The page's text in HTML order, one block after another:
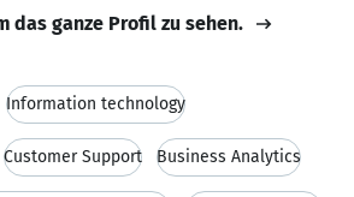
das ganze Profil zu sehen.
Information technology
Customer Support Business Analytics